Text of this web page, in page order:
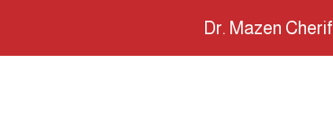
Dr. Mazen Cherif